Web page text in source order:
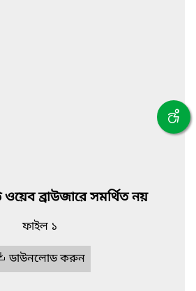
ওয়েব ব্রাউজারে সমর্থিত নয়
ফাইল ১
ডাউনলোড করুন